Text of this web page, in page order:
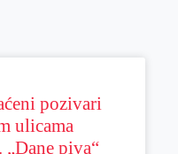
pozivari
ulicama
piva“